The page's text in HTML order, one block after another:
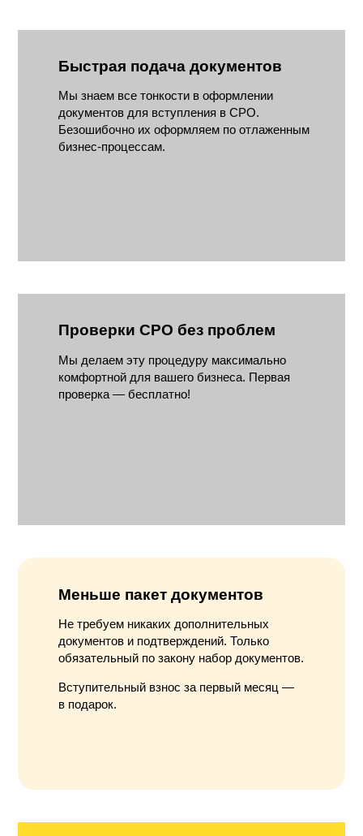
Быстрая подача документов
Мы знаем все тонкости в оформлении
документов для вступления в СРО.
Безошибочно их оформляем по отлаженным
бизнес-процессам.
Проверки СРО без проблем
Мы делаем эту процедуру максимально
комфортной для вашего бизнеса. Первая
проверка — бесплатно!
Меньше пакет документов
Не требуем никаких дополнительных
документов и подтверждений. Только
обязательный по закону набор документов.
Вступительный взнос за первый месяц —
в подарок.